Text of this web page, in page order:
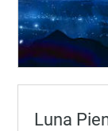
Luna